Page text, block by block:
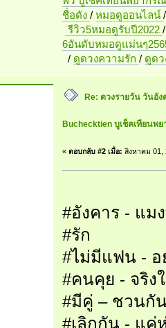
ชื่อดัง / หมอดูออนไลน์
รีวิว5หมอดูรับปี2022
6อันดับหมอดูแม่นๆ
/ ดูดวงความรัก / ดูด
Re: ดวงรายวัน วันอั
Buchecktien บูเช็คเทียนพ
« ตอบกลับ #2 เมื่อ: สิงหาคม 01,
#อังคาร - แม
#รัก
#ไม่มีแฟน -
#คนคุย - จริง
#มีคู่ – ชวนกั
#เลิกกัน - แค่